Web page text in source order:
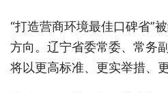
“打造营商环境最佳口碑省”
方向。辽宁省委常委、常务
将以更高标准、更实举措、